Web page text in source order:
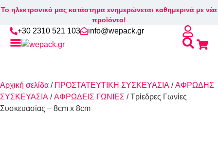
Το ηλεκτρονικό μας κατάστημα ενημερώνεται καθημερινά με νέα
προϊόντα!
+30 2310 521 103 info@wepack.gr
Αρχική σελίδα / ΠΡΟΣΤΑΤΕΥΤΙΚΗ ΣΥΣΚΕΥΑΣΙΑ /ΑΦΡΩΔΗΣ
ΣΥΣΚΕΥΑΣΙΑ /ΑΦΡΩΔΕΙΣ ΓΩΝΙΕΣ / Τρίεδρες Γωνίες
Συσκευασίας – 8cm x 8cm